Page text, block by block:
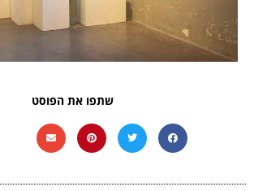
שתפו את הפוסט